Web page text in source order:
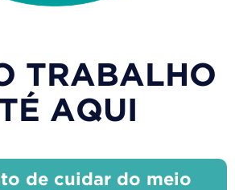
TRABALHO
AQUI
de cuidar do meio